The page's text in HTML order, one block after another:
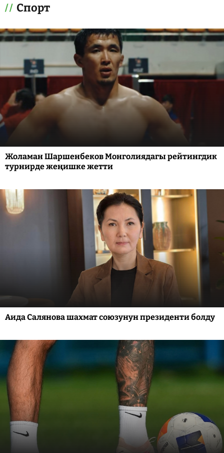
Спорт
Жоламан Шаршенбеков Монголиядагы рейтингдик
турнирде жеңишке жетти
Аида Салянова шахмат союзунун президенти болду